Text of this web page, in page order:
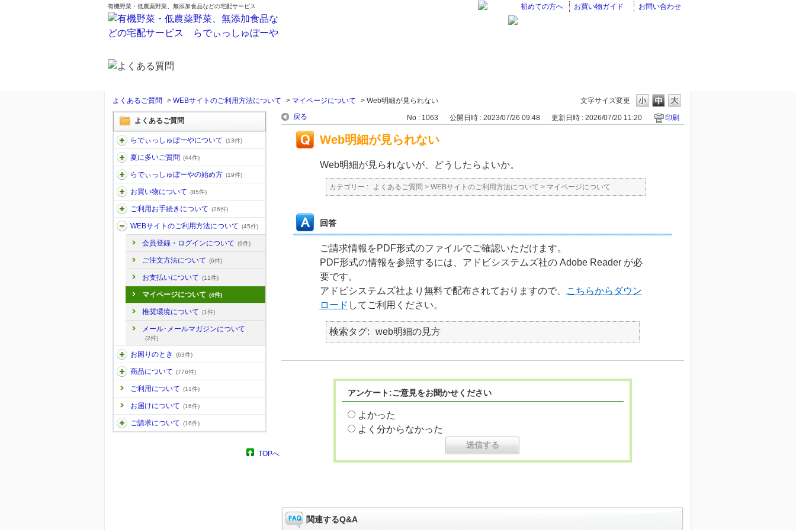
有機野菜・低農薬野菜、無添加食品などの宅配サービス 初めての方へ お買い物ガイド お問い合わせ
文字サイズ変更
よくあるご質問 > WEBサイトのご利用方法について > マイページについて > Web明細が見られない
よくあるご質問
らでぃっしゅぼーやについて (13件)
夏に多いご質問 (44件)
らでぃっしゅぼーやの始め方 (19件)
お買い物について (85件)
ご利用お手続きについて (26件)
WEBサイトのご利用方法について (45件)
会員登録・ログインについて (9件)
ご注文方法について (6件)
お支払いについて (11件)
マイページについて (4件)
推奨環境について (1件)
メール･メールマガジンについて
(2件)
お困りのとき (63件)
商品について (776件)
ご利用について (11件)
お届けについて (16件)
ご請求について (16件)
戻る No : 1063 公開日時 : 2023/07/26 09:48 更新日時 : 2026/07/20 11:20 印刷
Web明細が見られない
Web明細が見られないが、どうしたらよいか。
カテゴリー : よくあるご質問 > WEBサイトのご利用方法について > マイページについて
回答
ご請求情報をPDF形式のファイルでご確認いただけます。
PDF形式の情報を参照するには、アドビシステムズ社の Adobe Reader が必
要です。
アドビシステムズ社より無料で配布されておりますので、
こちらからダウン
ロード してご利用ください。
検索タグ web明細の見方
アンケート:ご意見をお聞かせください
よかった
よく分からなかった
関連するQ&A
TOPへ